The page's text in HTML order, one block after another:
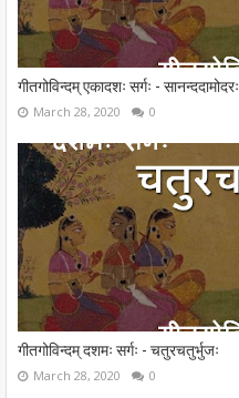
गीतगोविन्दम् एकादशः सर्गः - सानन्ददामोदरः
March 28, 2020 0
गीतगोविन्दम् दशमः सर्गः - चतुरचतुर्भुजः
March 28, 2020 0